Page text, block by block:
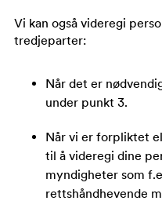
Vi kan også videregi
tredjeparter:
Når det er
under punkt 3.
Når vi er forpliktet
til å videregi dine
myndigheter som
rettshåndhevende